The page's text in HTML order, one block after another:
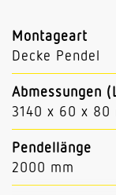
Montageart
Decke Pendel
Abmessungen
3140 x 60 x 80
Pendellänge
2000 mm